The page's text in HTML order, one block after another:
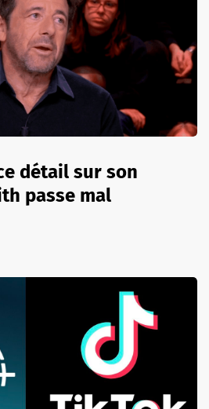
détail sur son
passe mal